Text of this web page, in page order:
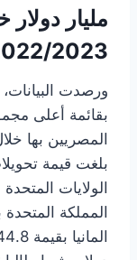
مليار دولار
2023.
ورصدت
بقائمة أعلى